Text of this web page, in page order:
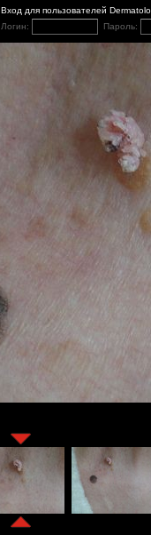
Вход для пользователей
Логин:
Пароль: